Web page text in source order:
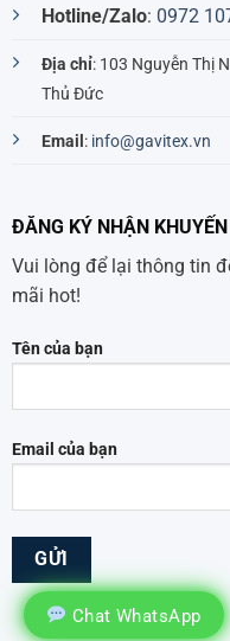
Chat WhatsApp
Hotline/Zalo: 0972
Địa chỉ: 103 Nguyễn Thị
Thủ Đức
Email : info@gavitex.vn
ĐĂNG KÝ NHẬN KHUYẾN
Vui lòng để lại thông tin
mãi hot!
Tên của bạn
Email của bạn